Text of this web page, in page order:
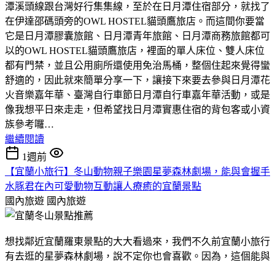
潭溪頭線跟台灣好行集集線，至於在日月潭住宿部分，就找了
在伊達邵碼頭旁的OWL HOSTEL貓頭鷹旅店。而這間你要當
它是日月潭膠囊旅館、日月潭青年旅館、日月潭商務旅館都可
以的OWL HOSTEL貓頭鷹旅店，裡面的單人床位、雙人床位
都有門禁，並且公用廁所還使用免治馬桶，整個住起來覺得蠻
舒適的，因此就來簡單分享一下，讓接下來要去參與日月潭花
火音樂嘉年華、臺灣自行車節日月潭自行車嘉年華活動，或是
像我想平日來走走，但希望找日月潭實惠住宿的背包客或小資
族參考囉…
繼續閱讀
1週前
【宜蘭小旅行】冬山動物親子樂園星夢森林劇場，能與會握手
水豚君在內可愛動物互動讓人療癒的宜蘭景點
國內旅遊 國內旅遊
想找鄰近宜蘭羅東景點的大大看過來，我們不久前宜蘭小旅行
有去逛的星夢森林劇場，說不定你也會喜歡。因為，這個能與